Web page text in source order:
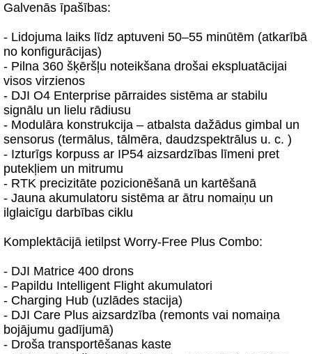
Galvenās īpašības:
- Lidojuma laiks līdz aptuveni 50–55 minūtēm (atkarībā
no konfigurācijas)
- Pilna 360 šķēršļu noteikšana drošai ekspluatācijai
visos virzienos
- DJI O4 Enterprise pārraides sistēma ar stabilu
signālu un lielu rādiusu
- Modulāra konstrukcija – atbalsta dažādus gimbal un
sensorus (termālus, tālmēra, daudzspektrālus u. c. )
- Izturīgs korpuss ar IP54 aizsardzības līmeni pret
putekļiem un mitrumu
- RTK precizitāte pozicionēšanā un kartēšanā
- Jauna akumulatoru sistēma ar ātru nomaiņu un
ilglaicīgu darbības ciklu
Komplektācijā ietilpst Worry-Free Plus Combo:
- DJI Matrice 400 drons
- Papildu Intelligent Flight akumulatori
- Charging Hub (uzlādes stacija)
- DJI Care Plus aizsardzība (remonts vai nomaiņa
bojājumu gadījumā)
- Droša transportēšanas kaste